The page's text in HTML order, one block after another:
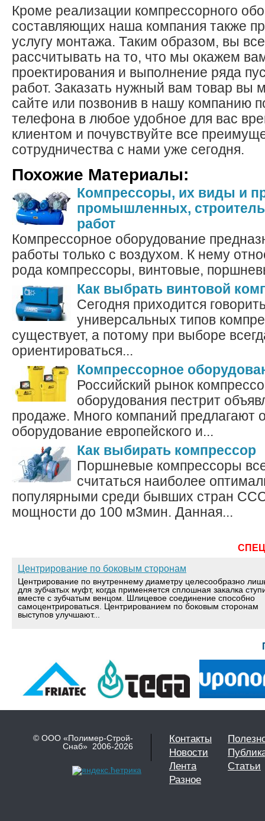
Кроме реализации компрессорного
составляющих наша компания также
услугу монтажа. Таким образом, вы
рассчитывать на то, что мы окажем
проектирования и выполнение ряда
работ. Заказать нужный вам товар вы
сайте или позвонив в нашу компанию
телефона в любое удобное для вас
клиентом и почувствуйте все
сотрудничества с нами уже сегодня.
Похожие Материалы:
Компрессоры, их виды и
промышленных,
работ
Компрессорное оборудование
работы только с воздухом. К нему
рода компрессоры, винтовые,
Как выбрать винтовой
Сегодня приходится
универсальных типов
существует, а потому при выборе
ориентироваться...
Компрессорное
Российский рынок
оборудования пестрит
продаже. Много компаний предлагают
оборудование европейского и...
Как выбирать компрессор
Поршневые компрессоры
считаться наиболее
популярными среди бывших стран
мощности до 100 м3мин. Данная...
Центрирование по боковым сторонам
Центрирование по внутреннему диаметру целесообразно
для зубчатых муфт, когда применяется сплошная закалка
вместе с зубчатым венцом. Шлицевое соединение способно
самоцентрироваться. Центрированием по боковым сторонам
выступов улучшают...
© ООО «Полимер-Строй-
Снаб» 2006-2026
Контакты
Новости
Лента
Статьи
Разное